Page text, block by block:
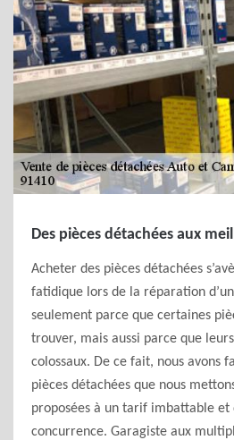
Des pièces détachées aux
Acheter des pièces détachées
fatidique lors de la réparation
seulement parce que certaines
trouver, mais aussi parce que
colossaux. De ce fait, nous avons
pièces détachées que nous
proposées à un tarif imbattable
concurrence. Garagiste aux